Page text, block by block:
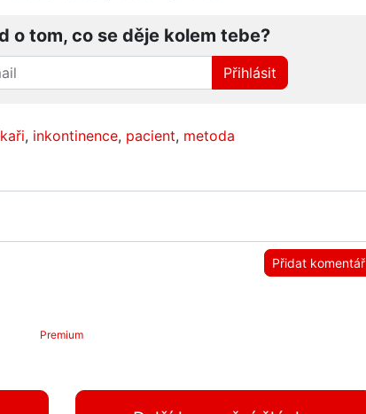
o tom, co se děje kolem tebe?
Přihlásit
, inkontinence, pacient, metoda
Přidat komentář
Premium